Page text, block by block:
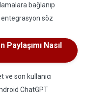
bağlanıp
söz
Nasıl
ve son kullanıcı
ChatGPT